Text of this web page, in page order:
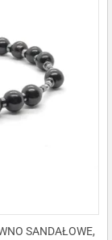
SANDAŁOWE,